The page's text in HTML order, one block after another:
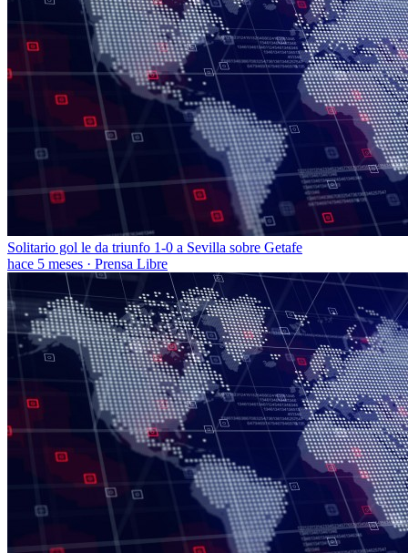
Solitario gol le da triunfo 1-0 a Sevilla sobre Getafe
hace 5 meses · Prensa Libre